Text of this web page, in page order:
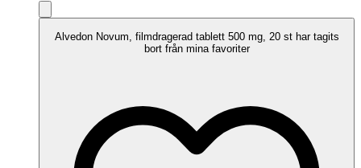
Alvedon Novum, filmdragerad tablett 500 mg, 20 st har tagits
bort från mina favoriter